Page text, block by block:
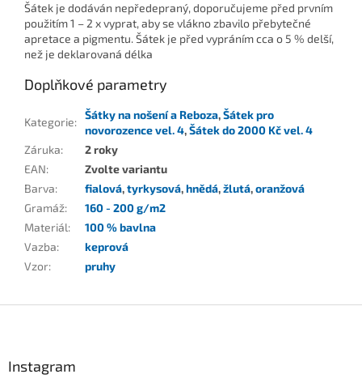
Šátek je dodáván nepředepraný, doporučujeme před prvním
použitím 1 – 2 x vyprat, aby se vlákno zbavilo přebytečné
apretace a pigmentu. Šátek je před vypráním cca o 5 % delší,
než je deklarovaná délka
Doplňkové parametry
Kategorie:
Šátky na nošení a Reboza,Šátek pro
novorozence vel. 4,Šátek do 2000 Kč vel. 4
Záruka:
2 roky
EAN:
Zvolte variantu
Barva: fialová,tyrkysová,hnědá,žlutá,oranžová
Gramáž:
160 - 200 g/m2
Materiál:
100 % bavlna
Vazba:
keprová
Vzor: pruhy
Instagram